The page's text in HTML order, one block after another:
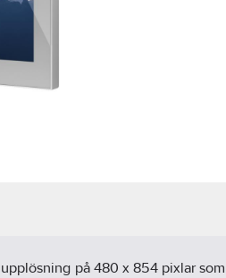
på 480 x 854 pixlar som